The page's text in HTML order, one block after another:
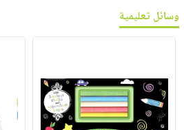
وسائل تعليمية